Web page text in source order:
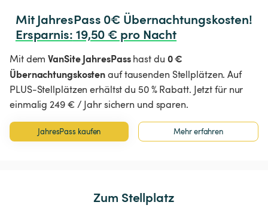
Ersparnis: 19,50 € pro Nacht
Mit demVanSite JahresPasshast du 0 €
Übernachtungskostenauf tausenden Stellplätzen. Auf
PLUS-Stellplätzen erhältst du 50 % Rabatt. Jetzt für nur
einmalig 249 € / Jahr sichern und sparen.
JahresPass kaufen Mehr erfahren
Zum Stellplatz